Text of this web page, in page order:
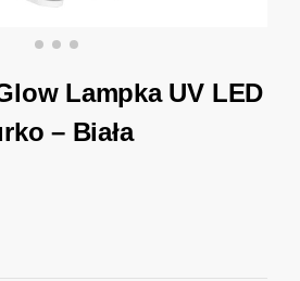
Lampka UV LED
– Biała